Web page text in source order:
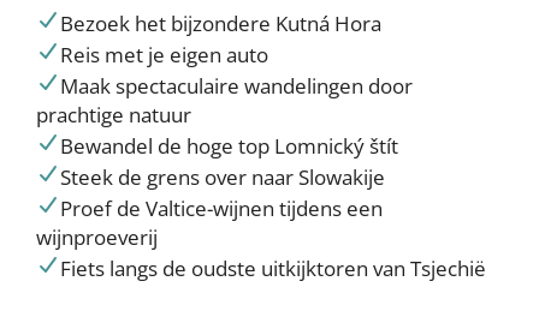
Bezoek het bijzondere Kutná Hora
Reis met je eigen auto
Maak spectaculaire wandelingen door
prachtige natuur
Bewandel de hoge top Lomnický štít
Steek de grens over naar Slowakije
Proef de Valtice-wijnen tijdens een
wijnproeverij
Fiets langs de oudste uitkijktoren van Tsjechië